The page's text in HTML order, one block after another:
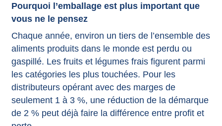
Pourquoi l’emballage est plus important que
vous ne le pensez
Chaque année, environ un tiers de l’ensemble des
aliments produits dans le monde est perdu ou
gaspillé. Les fruits et légumes frais figurent parmi
les catégories les plus touchées. Pour les
distributeurs opérant avec des marges de
seulement 1 à 3 %, une réduction de la démarque
de 2 % peut déjà faire la différence entre profit et